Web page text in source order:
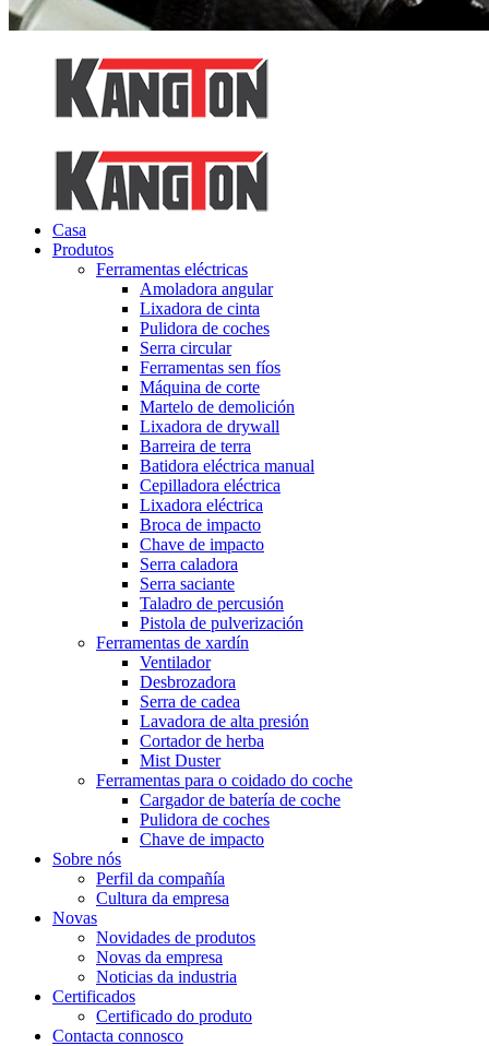
Casa
Produtos
Ferramentas eléctricas
Amoladora angular
Lixadora de cinta
Pulidora de coches
Serra circular
Ferramentas sen fíos
Máquina de corte
Martelo de demolición
Lixadora de drywall
Barreira de terra
Batidora eléctrica manual
Cepilladora eléctrica
Lixadora eléctrica
Broca de impacto
Chave de impacto
Serra caladora
Serra saciante
Taladro de percusión
Pistola de pulverización
Ferramentas de xardín
Ventilador
Desbrozadora
Serra de cadea
Lavadora de alta presión
Cortador de herba
Mist Duster
Ferramentas para o coidado do coche
Cargador de batería de coche
Pulidora de coches
Chave de impacto
Sobre nós
Perfil da compañía
Cultura da empresa
Novas
Novidades de produtos
Novas da empresa
Noticias da industria
Certificados
Certificado do produto
Contacta connosco